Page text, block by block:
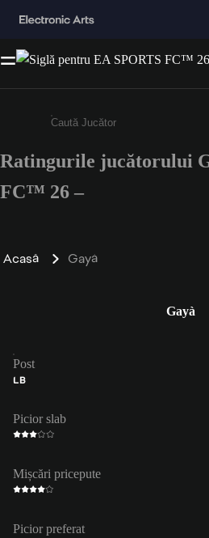
Enter a minimum of 3
Ratingurile jucătorului
FC™ 26 –
Acasă Gayà
Gayà
Post
LB
Picior slab
Mișcări pricepute
Picior preferat